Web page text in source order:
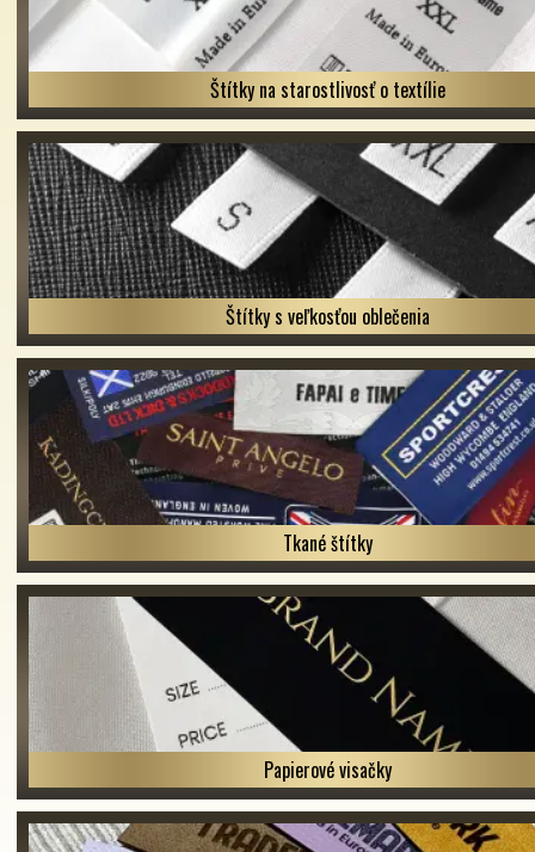
Štítky na starostlivosť o textílie
Štítky s veľkosťou oblečenia
Tkané štítky
Papierové visačky